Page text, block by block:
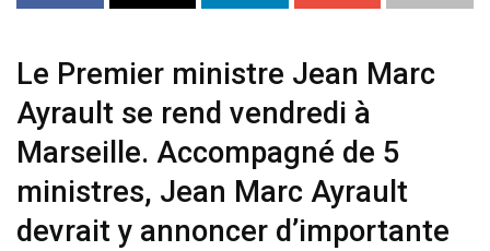
Le Premier ministre Jean Marc
Ayrault se rend vendredi à
Marseille. Accompagné de 5
ministres, Jean Marc Ayrault
devrait y annoncer d’importante